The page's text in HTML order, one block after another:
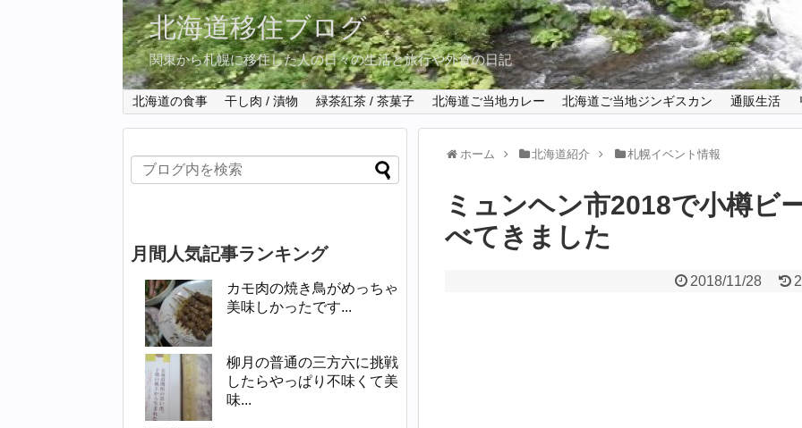
北海道移住ブログ
関東から札幌に移住した人の日々の生活と旅行や外食の日記
北海道の食事 干し肉 / 漬物 緑茶紅茶 / 茶菓子 北海道ご当地カレー 北海道ご当地ジンギスカン 通販生活
ホーム 北海道紹介 札幌イベント情報
ミュンヘン市2018で小樽ビ
べてきました
2018/11/28
月間人気記事ランキング
カモ肉の焼き鳥がめっちゃ
美味しかったです...
柳月の普通の三方六に挑戦
したらやっぱり不味くて美
味...